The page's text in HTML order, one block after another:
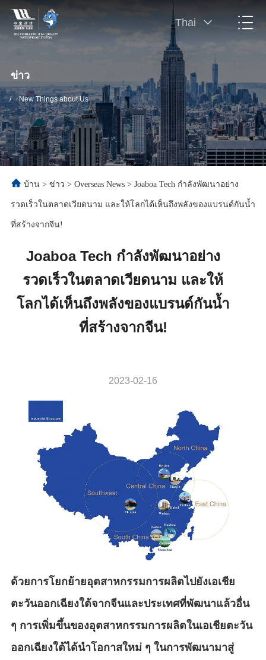
Thai
ข่าว
/ New Things about Us
บ้าน > ข่าว > Overseas News > Joaboa Tech กำลังพัฒนาอย่าง
รวดเร็วในตลาดเวียดนาม และให้โลกได้เห็นถึงพลังของแบรนด์กันน้ำ
ที่สร้างจากจีน!
Joaboa Tech กำลังพัฒนาอย่าง
รวดเร็วในตลาดเวียดนาม และให้
โลกได้เห็นถึงพลังของแบรนด์กันน้ำ
ที่สร้างจากจีน!
2023-02-16
ด้วยการโยกย้ายอุตสาหกรรมการผลิตไปยังเอเชีย
ตะวันออกเฉียงใต้จากจีนและประเทศที่พัฒนาแล้วอื่น
ๆ การเพิ่มขึ้นของอุตสาหกรรมการผลิตในเอเชียตะวัน
ออกเฉียงใต้ได้นำโอกาสใหม่ ๆ ในการพัฒนามาสู่